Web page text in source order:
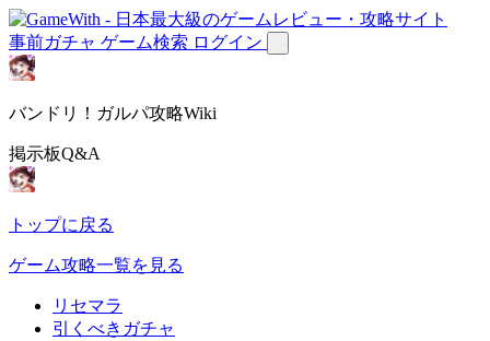
事前ガチャ ゲーム検索 ログイン
バンドリ！ガルパ攻略Wiki
掲示板Q&A
トップに戻る
ゲーム攻略一覧を見る
リセマラ
引くべきガチャ